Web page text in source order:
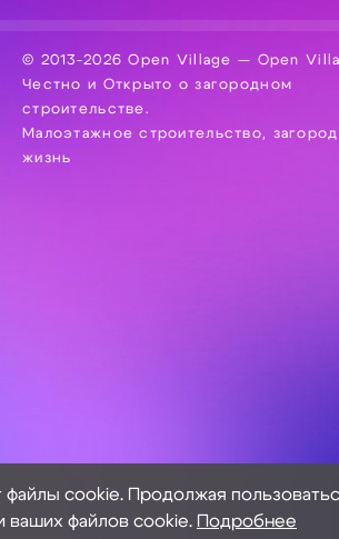
© 2013-2026 Open Village — Open
Честно и Открыто о загородном
строительстве.
Малоэтажное строительство,
жизнь
файлы cookie. Продолжая
ваших файлов cookie. Подробнее